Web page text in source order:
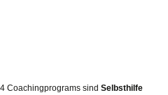
Coachingprograms sindSelbsthilfe